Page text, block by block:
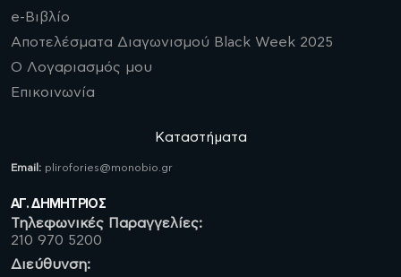
e-Βιβλίο
Αποτελέσματα Διαγωνισμού Black Week 2025
Ο Λογαριασμός μου
Επικοινωνία
Καταστήματα
Email: plirofories@monobio.gr
ΑΓ. ΔΗΜΗΤΡΙΟΣ
Τηλεφωνικές Παραγγελίες:
210 970 5200
Διεύθυνση: